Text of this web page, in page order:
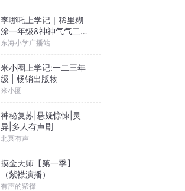
李哪吒上学记｜稀里糊
涂一年级&神神气气二年
级
东海小学广播站
米小圈上学记:一二三年
级 | 畅销出版物
米小圈
神秘复苏|悬疑惊悚|灵
异|多人有声剧
北冥有声
摸金天师【第一季】
（紫襟演播）
有声的紫襟